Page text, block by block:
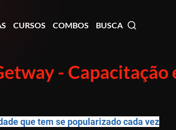
CURSOS COMBOS BUSCA
- Capacitação
que tem se popularizado cada vez